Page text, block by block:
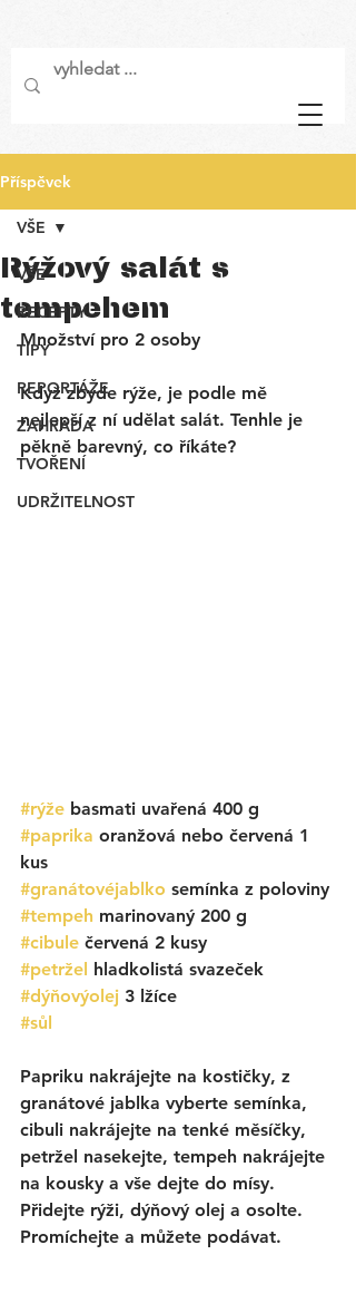
Příspěvek
VŠE
RECEPTY
TIPY
REPORTÁŽE
ZAHRADA
TVOŘENÍ
UDRŽITELNOST
VŠE
Rýžový salát s
tempehem
Množství pro 2 osoby
Když zbyde rýže, je podle mě
nejlepší z ní udělat salát. Tenhle je
pěkně barevný, co říkáte?
#rýže basmati uvařená 400 g
#paprika oranžová nebo červená 1
kus
#granátovéjablko semínka z poloviny
#tempeh marinovaný 200 g
#cibule červená 2 kusy
#petržel hladkolistá svazeček
#dýňovýolej 3 lžíce
#sůl
Papriku nakrájejte na kostičky, z
granátové jablka vyberte semínka,
cibuli nakrájejte na tenké měsíčky,
petržel nasekejte, tempeh nakrájejte
na kousky a vše dejte do mísy.
Přidejte rýži, dýňový olej a osolte.
Promíchejte a můžete podávat.